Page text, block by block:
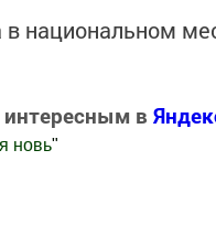
в национальном
в
новь"